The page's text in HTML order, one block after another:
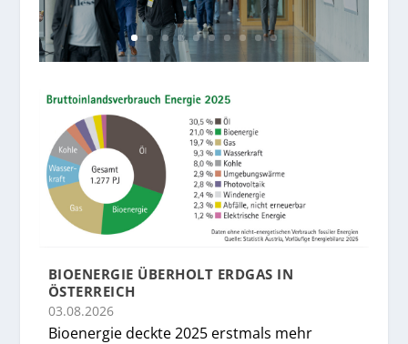
BIOENERGIE ÜBERHOLT ERDGAS IN
ÖSTERREICH
03.08.2026
Bioenergie deckte 2025 erstmals mehr